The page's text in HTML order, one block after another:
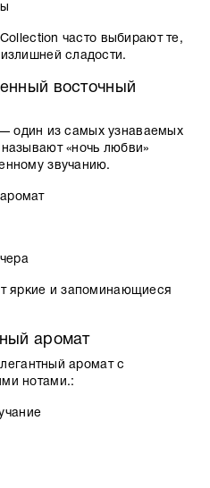
часто выбирают те,
сладости.
восточный
один из самых узнаваемых
«ночь любви»
звучанию.
яркие и запоминающиеся
аромат
аромат с
нотами.: